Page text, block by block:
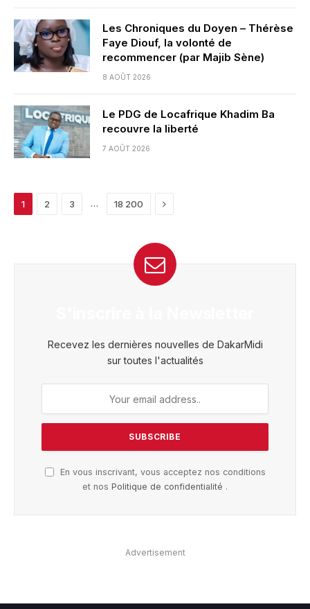
Les Chroniques du Doyen – Thérèse
Faye Diouf, la volonté de
recommencer (par Majib Sène)
8 AOÛT 2026
Le PDG de Locafrique Khadim Ba
recouvre la liberté
7 AOÛT 2026
1 2 3 … 18 200 Next
Recevez les dernières nouvelles de DakarMidi
sur toutes l'actualités
En vous inscrivant, vous acceptez nos conditions
et nos Politique de confidentialité .
Advertisement